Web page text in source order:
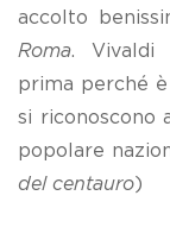
accolto
Roma. Vivaldi
prima perché
si riconoscono
popolare
del centauro)